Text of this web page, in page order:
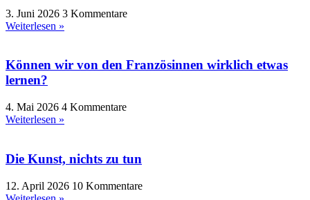
3. Juni 2026 3 Kommentare
Weiterlesen »
Können wir von den Französinnen wirklich etwas
lernen?
4. Mai 2026 4 Kommentare
Weiterlesen »
Die Kunst, nichts zu tun
12. April 2026 10 Kommentare